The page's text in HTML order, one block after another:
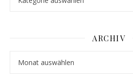
ARCHIV